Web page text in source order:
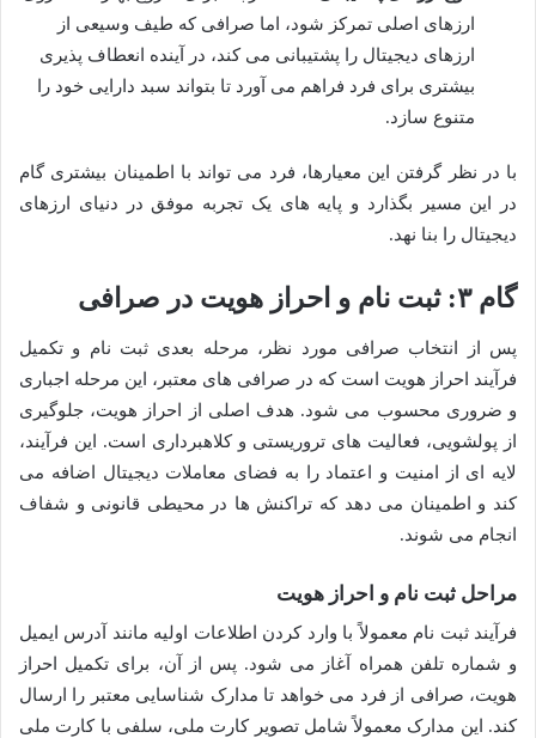
ارزهای اصلی تمرکز شود، اما صرافی که طیف وسیعی از
ارزهای دیجیتال را پشتیبانی می کند، در آینده انعطاف پذیری
بیشتری برای فرد فراهم می آورد تا بتواند سبد دارایی خود را
متنوع سازد.
با در نظر گرفتن این معیارها، فرد می تواند با اطمینان بیشتری گام
در این مسیر بگذارد و پایه های یک تجربه موفق در دنیای ارزهای
دیجیتال را بنا نهد.
گام ۳: ثبت نام و احراز هویت در صرافی
پس از انتخاب صرافی مورد نظر، مرحله بعدی ثبت نام و تکمیل
فرآیند احراز هویت است که در صرافی های معتبر، این مرحله اجباری
و ضروری محسوب می شود. هدف اصلی از احراز هویت، جلوگیری
از پولشویی، فعالیت های تروریستی و کلاهبرداری است. این فرآیند،
لایه ای از امنیت و اعتماد را به فضای معاملات دیجیتال اضافه می
کند و اطمینان می دهد که تراکنش ها در محیطی قانونی و شفاف
انجام می شوند.
مراحل ثبت نام و احراز هویت
فرآیند ثبت نام معمولاً با وارد کردن اطلاعات اولیه مانند آدرس ایمیل
و شماره تلفن همراه آغاز می شود. پس از آن، برای تکمیل احراز
هویت، صرافی از فرد می خواهد تا مدارک شناسایی معتبر را ارسال
کند. این مدارک معمولاً شامل تصویر کارت ملی، سلفی با کارت ملی